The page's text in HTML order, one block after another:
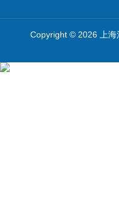
Copyright © 2026 上海